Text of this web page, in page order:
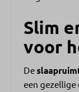
Koelkast
Diepvries
Slim
voor
De
een gezellige